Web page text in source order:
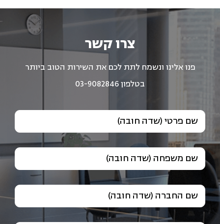
צרו קשר
פנו אלינו ונשמח לתת לכם את השירות הטוב ביותר
בטלפון 03-9082846
שם פרטי (שדה חובה)
שם משפחה (שדה חובה)
שם החברה (שדה חובה)